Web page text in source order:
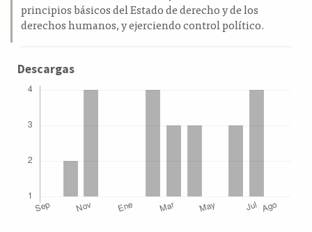
principios básicos del Estado de derecho y de los
derechos humanos, y ejerciendo control político.
Descargas